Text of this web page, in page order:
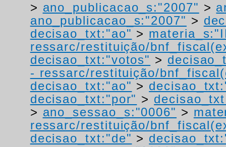
> ano_publicacao_s:"2007" >
ano_publicacao_s:"2007" >
decisao_txt:"ao" >
ressarc/restituição/
decisao_txt:"votos" >
- ressarc/restituição/
decisao_txt:"ao" >
decisao_txt:"por" >
> ano_sessao_s:"0006" >
ressarc/restituição/
decisao_txt:"de" >